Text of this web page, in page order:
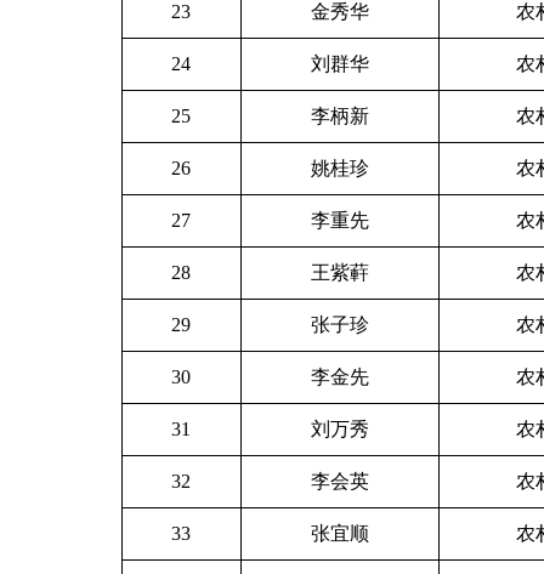
23 金秀华 农
24 刘群华 农
25 李柄新 农
26 姚桂珍 农
27 李重先 农
28 王紫蓒 农
29 张子珍 农
30 李金先 农
31 刘万秀 农
32 李会英 农
33 张宜顺 农